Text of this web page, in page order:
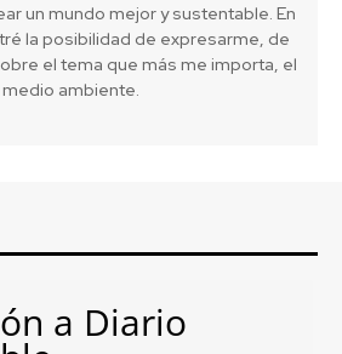
un mundo mejor y sustentable. En
la posibilidad de expresarme, de
el tema que más me importa, el
medio ambiente.
a Diario